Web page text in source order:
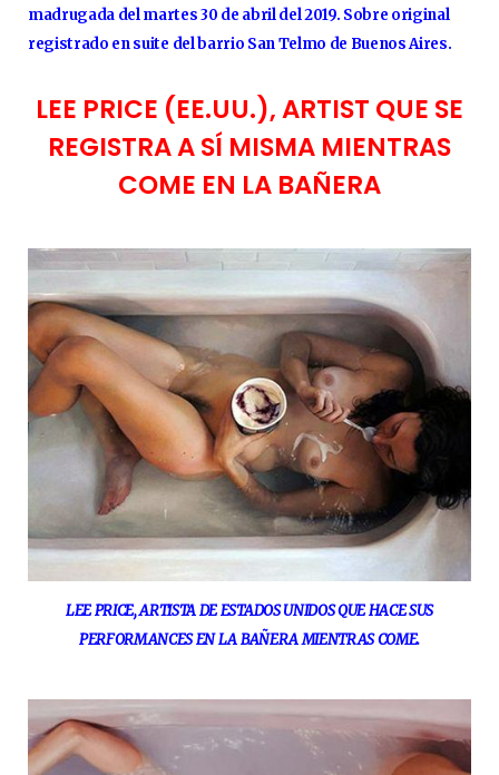
madrugada del martes 30 de abril del 2019. Sobre original
registrado en suite del barrio San Telmo de Buenos Aires.
LEE PRICE (EE.UU.), ARTIST QUE SE
REGISTRA A SÍ MISMA MIENTRAS
COME EN LA BAÑERA
LEE PRICE, ARTISTA DE ESTADOS UNIDOS QUE HACE SUS
PERFORMANCES EN LA BAÑERA MIENTRAS COME.